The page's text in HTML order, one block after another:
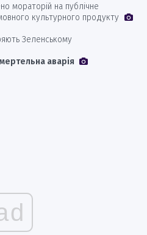
мораторій на публічне
культурного продукту
Зеленському
аварія